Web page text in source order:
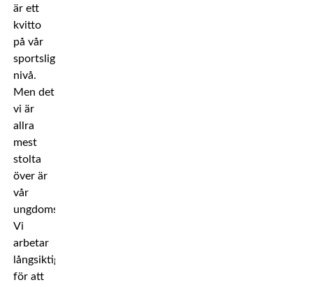
är ett
kvitto
på vår
sportsliga
nivå.
Men det
vi är
allra
mest
stolta
över är
vår
ungdomsverksamhet.
Vi
arbetar
långsiktigt
för att